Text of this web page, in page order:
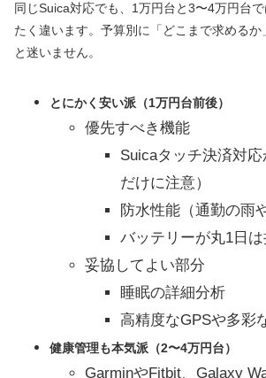
同じSuica対応でも、1万円台と3〜4万円台
たく違います。予算別に「どこまで求めるか
と迷いません。
とにかく安い派（1万円台前後）
優先すべき機能
Suicaタッチ決済対
だけに注意）
防水性能（通勤の雨
バッテリーが丸1日は
妥協してよい部分
睡眠の詳細分析
高精度なGPSや多彩
健康管理も本気派（2〜4万円台）
GarminやFitbit、Galaxy